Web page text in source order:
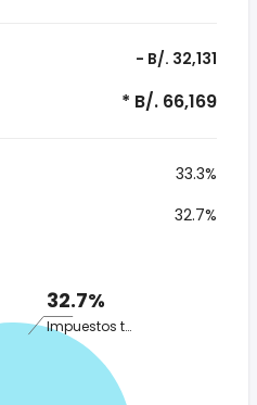
- B/. 32,131
* B/. 66,169
33.3%
32.7%
32.7%
Impuestos totales